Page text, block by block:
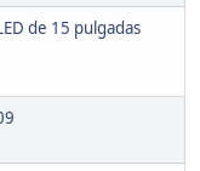
de 15 pulgadas